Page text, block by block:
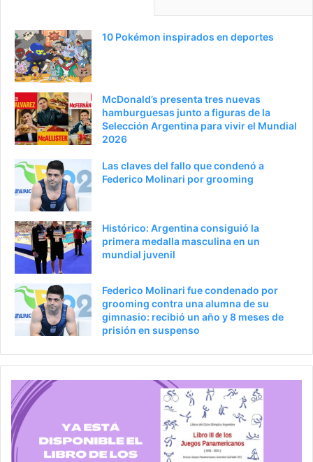
10 Pokémon inspirados en deportes
McDonald’s presenta tres nuevas
hamburguesas junto a figuras de la
Selección Argentina para vivir el Mundial
2026
Las claves del fallo que condenó a
Federico Molinari por grooming
Histórico: Argentina consiguió la
primera medalla masculina en un
mundial juvenil
Federico Molinari fue condenado por
grooming contra una alumna de su
gimnasio: recibió un año y 8 meses de
prisión en suspenso